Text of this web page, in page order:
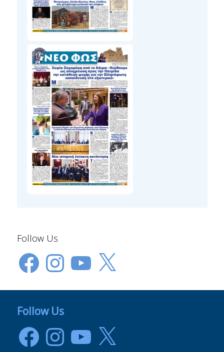
Follow Us
FacebookInstagramYouTube
X
Follow Us
FacebookInstagramYouTube
X